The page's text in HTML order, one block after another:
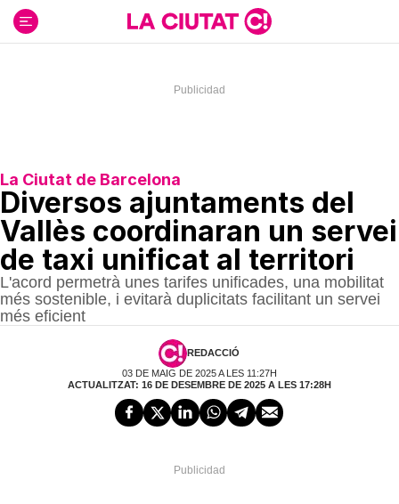
contenido
La Ciutat de Barcelona
Diversos ajuntaments del
Vallès coordinaran un servei
de taxi unificat al territori
L'acord permetrà unes tarifes unificades, una mobilitat
més sostenible, i evitarà duplicitats facilitant un servei
més eficient
REDACCIÓ
03 DE MAIG DE 2025 A LES 11:27H
ACTUALITZAT: 16 DE DESEMBRE DE 2025 A LES 17:28H